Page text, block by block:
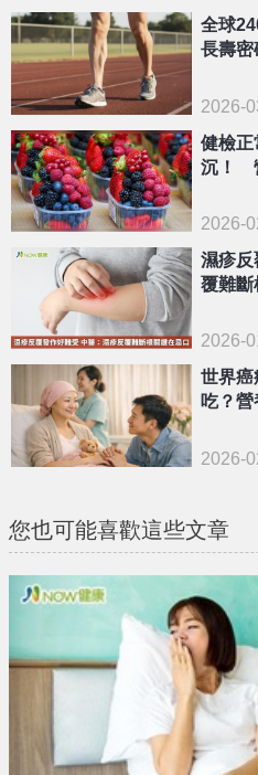
全球
長壽密
2026-
健檢
沉！
2026-
濕疹反
覆難斷
2026-
世界
吃？
2026-
您也可能喜歡這些文章